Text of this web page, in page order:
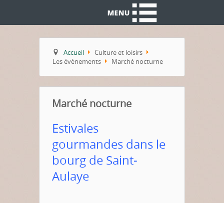
Accueil
Culture et loisirs
Les évènements
Marché nocturne
Marché nocturne
Estivales
gourmandes dans le
bourg de Saint-
Aulaye